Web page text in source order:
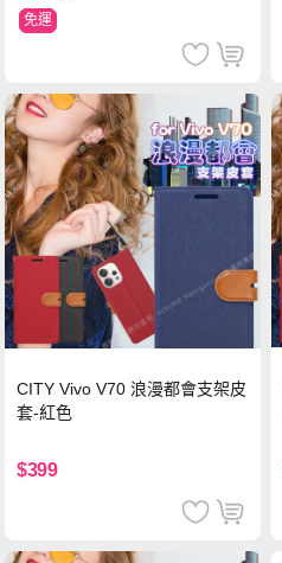
免運
CITY Vivo V70 浪漫都會支架皮
套-紅色
$399